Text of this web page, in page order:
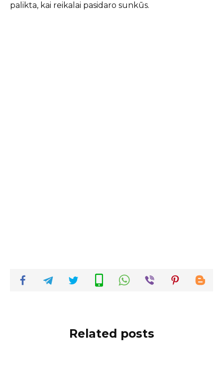
palikta, kai reikalai pasidaro sunkūs.
Related posts